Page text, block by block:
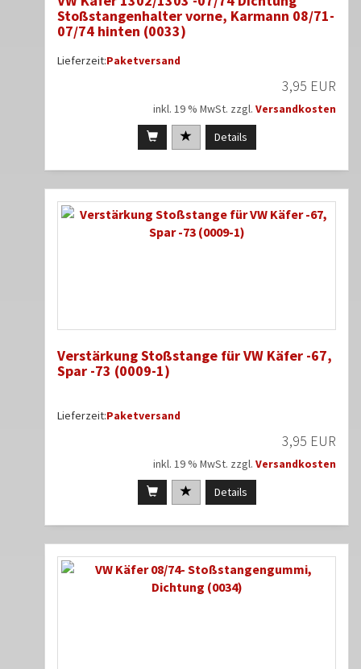
Stoßstangenhalter vorne, Karmann 08/71-
07/74 hinten (0033)
Lieferzeit:Paketversand
3,95 EUR
inkl. 19 % MwSt. zzgl. Versandkosten
Details
Verstärkung Stoßstange für VW Käfer -67,
Spar -73 (0009-1)
Lieferzeit:Paketversand
3,95 EUR
inkl. 19 % MwSt. zzgl. Versandkosten
Details